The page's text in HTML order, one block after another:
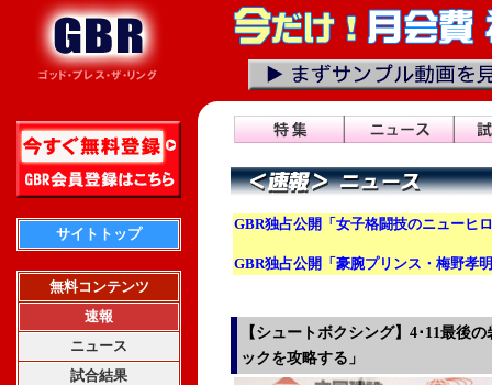
サイトトップ
無料コンテンツ
速報
ニュース
試合結果
GBR独占公開「女子格闘技のニューヒ
GBR独占公開「豪腕プリンス・梅野孝
【シュートボクシング】4･11最後
ックを攻略する」